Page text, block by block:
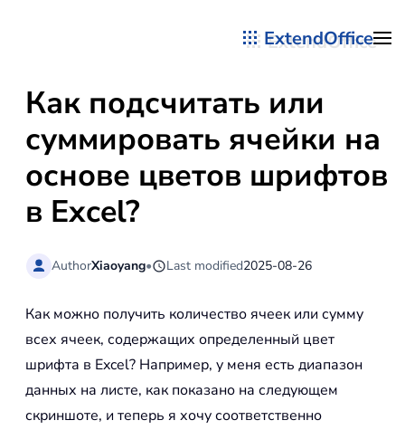
ExtendOffice
Как подсчитать или
суммировать ячейки на
основе цветов шрифтов
в Excel?
AuthorXiaoyang• Last modified2025-08-26
Как можно получить количество ячеек или сумму
всех ячеек, содержащих определенный цвет
шрифта в Excel? Например, у меня есть диапазон
данных на листе, как показано на следующем
скриншоте, и теперь я хочу соответственно